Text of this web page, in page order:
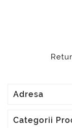
Adresa
Categorii